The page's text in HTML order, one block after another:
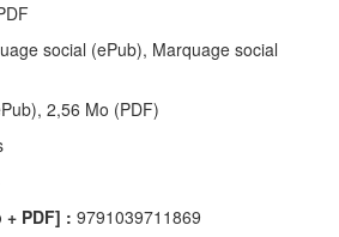
social (ePub), Marquage social
2,56 Mo (PDF)
+ PDF] : 9791039711869